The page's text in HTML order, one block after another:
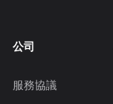
公司
服務協議